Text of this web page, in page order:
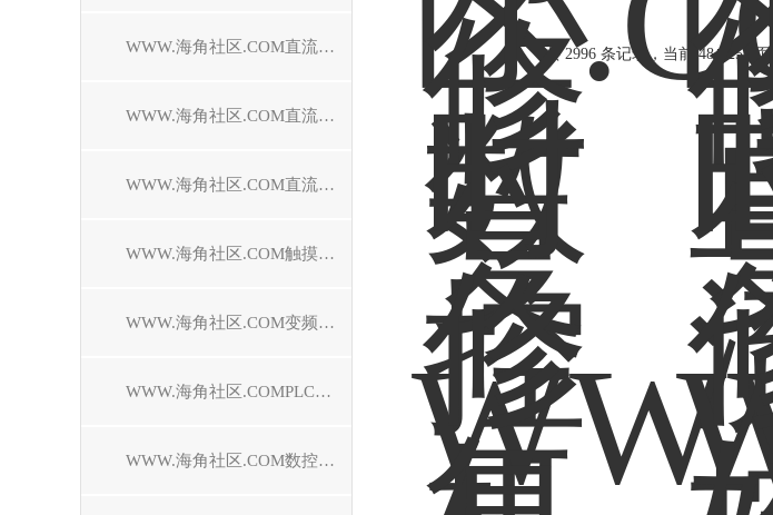
WWW.海角社区.COM直流调速装置维修
WWW.海角社区.COM直流控制器维修
WWW.海角社区.COM直流驱动器维修
WWW.海角社区.COM触摸屏维修
WWW.海角社区.COM变频器维修
WWW.海角社区.COMPLC模块维修
WWW.海角社区.COM数控系统维修
共 2996 条记录，当前 48 / 250 页